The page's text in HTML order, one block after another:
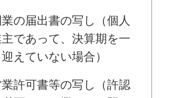
業の届出書の写し（個人
であって、決算期を一
えていない場合）
業許可書等の写し（許認